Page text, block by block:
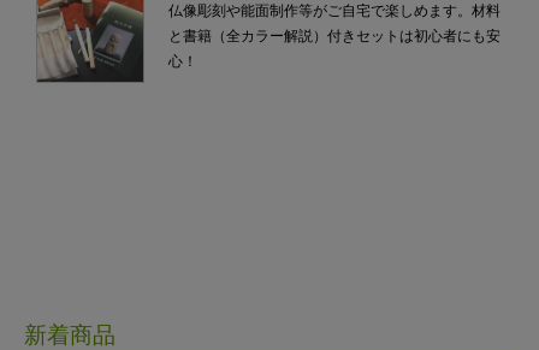
仏像彫刻や能面制作等がご自宅で楽しめます。材料
と書籍（全カラー解説）付きセットは初心者にも安
心！
新着商品